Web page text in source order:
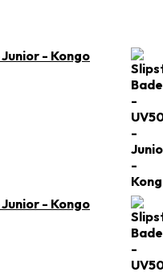
- Kongo
- Kongo